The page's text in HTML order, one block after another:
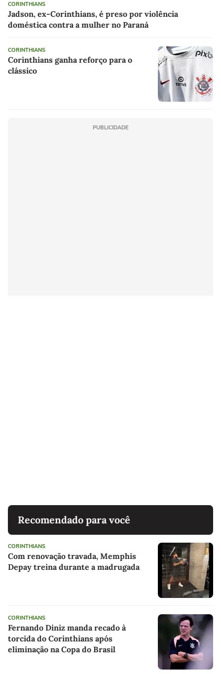
CORINTHIANS
Jadson, ex-Corinthians, é preso por violência
doméstica contra a mulher no Paraná
CORINTHIANS
Corinthians ganha reforço para o
clássico
PUBLICIDADE
Recomendado para você
CORINTHIANS
Com renovação travada, Memphis
Depay treina durante a madrugada
CORINTHIANS
Fernando Diniz manda recado à
torcida do Corinthians após
eliminação na Copa do Brasil